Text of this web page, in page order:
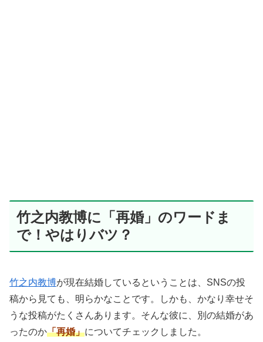
竹之内教博に「再婚」のワードま
で！やはりバツ？
竹之内教博が現在結婚しているということは、SNSの投
稿から見ても、明らかなことです。しかも、かなり幸せそ
うな投稿がたくさんあります。そんな彼に、別の結婚があ
ったのか「再婚」についてチェックしました。